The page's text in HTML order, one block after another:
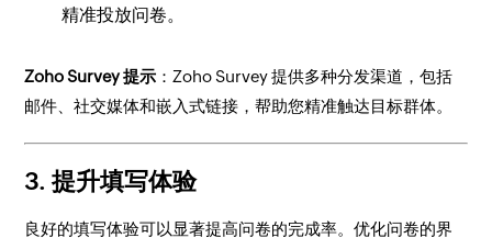
精准投放问卷。
Zoho Survey 提示 ：Zoho Survey 提供多种分发渠道，包括
邮件、社交媒体和嵌入式链接，帮助您精准触达目标群体。
3.提升填写体验
良好的填写体验可以显著提高问卷的完成率。优化问卷的界